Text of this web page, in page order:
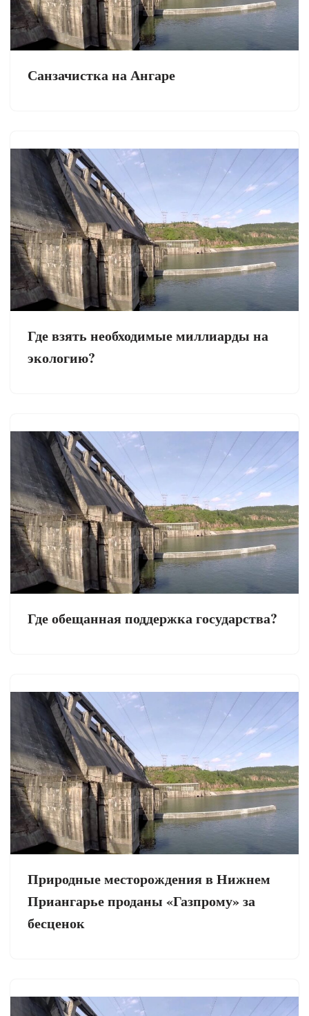
Санзачистка на Ангаре
Где взять необходимые миллиарды на
экологию?
Где обещанная поддержка государства?
Природные месторождения в Нижнем
Приангарье проданы «Газпрому» за
бесценок